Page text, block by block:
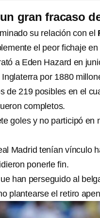
gran fracaso
su relación con el
el peor fichaje
a Eden Hazard en
por 1880
de 219 posibles en el
completos.
goles y no participó en
Madrid tenían vínculo
ponerle fin.
han perseguido al
plantearse el retiro